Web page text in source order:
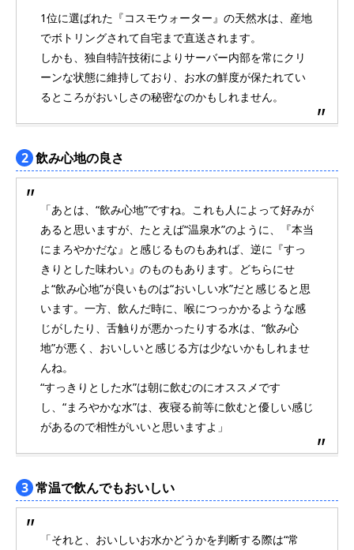
1位に選ばれた『コスモウォーター』の天然水は、産地
でボトリングされて自宅まで直送されます。
しかも、独自特許技術によりサーバー内部を常にクリ
ーンな状態に維持しており、お水の鮮度が保たれてい
るところがおいしさの秘密なのかもしれません。
2 飲み心地の良さ
「あとは、“飲み心地”ですね。これも人によって好みが
あると思いますが、たとえば“温泉水”のように、『本当
にまろやかだな』と感じるものもあれば、逆に『すっ
きりとした味わい』のものもあります。どちらにせ
よ“飲み心地”が良いものは“おいしい水”だと感じると思
います。一方、飲んだ時に、喉につっかかるような感
じがしたり、舌触りが悪かったりする水は、“飲み心
地”が悪く、おいしいと感じる方は少ないかもしれませ
んね。
“すっきりとした水”は朝に飲むのにオススメです
し、“まろやかな水”は、夜寝る前等に飲むと優しい感じ
があるので相性がいいと思いますよ」
3 常温で飲んでもおいしい
「それと、おいしいお水かどうかを判断する際は“常